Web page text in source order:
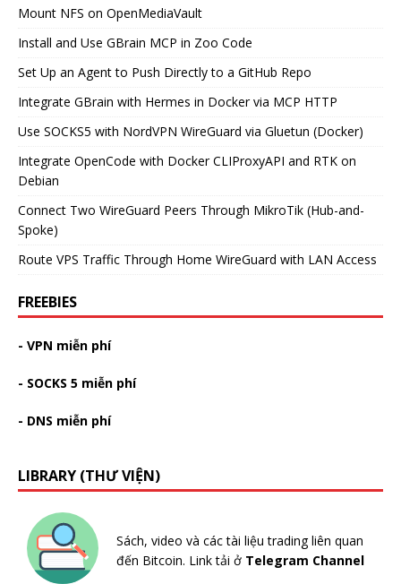
Mount NFS on OpenMediaVault
Install and Use GBrain MCP in Zoo Code
Set Up an Agent to Push Directly to a GitHub Repo
Integrate GBrain with Hermes in Docker via MCP HTTP
Use SOCKS5 with NordVPN WireGuard via Gluetun (Docker)
Integrate OpenCode with Docker CLIProxyAPI and RTK on
Debian
Connect Two WireGuard Peers Through MikroTik (Hub-and-
Spoke)
Route VPS Traffic Through Home WireGuard with LAN Access
FREEBIES
- VPN miễn phí
- SOCKS 5 miễn phí
- DNS miễn phí
LIBRARY (THƯ VIỆN)
Sách, video và các tài liệu trading liên quan
đến Bitcoin. Link tải ở Telegram Channel